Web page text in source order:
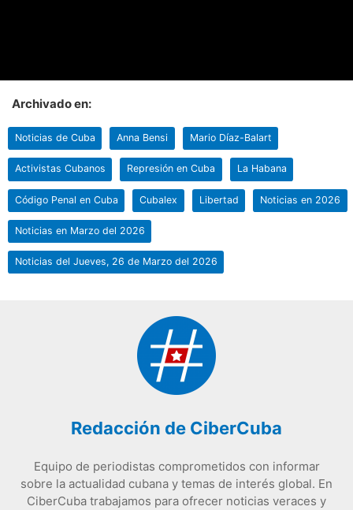
Archivado en:
Noticias de Cuba Anna Bensi Mario Díaz-Balart
Activistas Cubanos Represión en Cuba La Habana
Código Penal en Cuba Cubalex Libertad Noticias en 2026
Noticias en Marzo del 2026
Noticias del Jueves, 26 de Marzo del 2026
Redacción de CiberCuba
Equipo de periodistas comprometidos con informar
sobre la actualidad cubana y temas de interés global. En
CiberCuba trabajamos para ofrecer noticias veraces y